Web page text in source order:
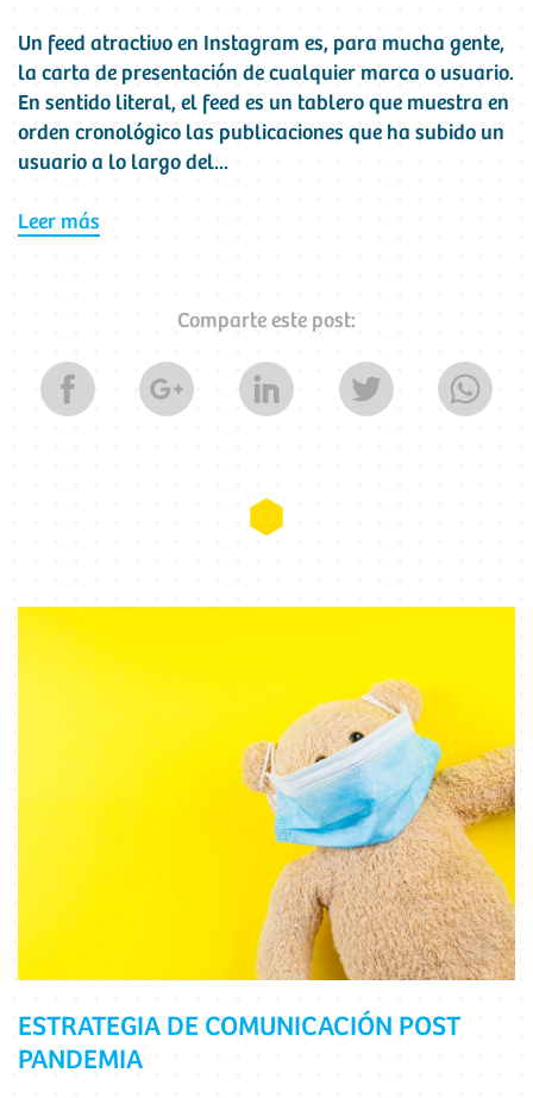
Un feed atractivo en Instagram es, para mucha gente,
la carta de presentación de cualquier marca o usuario.
En sentido literal, el feed es un tablero que muestra en
orden cronológico las publicaciones que ha subido un
usuario a lo largo del...
Leer más
Comparte este post:
ESTRATEGIA DE COMUNICACIÓN POST
PANDEMIA